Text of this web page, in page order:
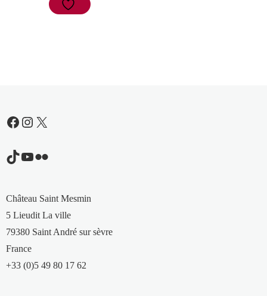
Facebook
Instagram
X
TikTok
YouTube
Flickr
Château Saint Mesmin
5 Lieudit La ville
79380 Saint André sur sèvre
France
+33 (0)5 49 80 17 62